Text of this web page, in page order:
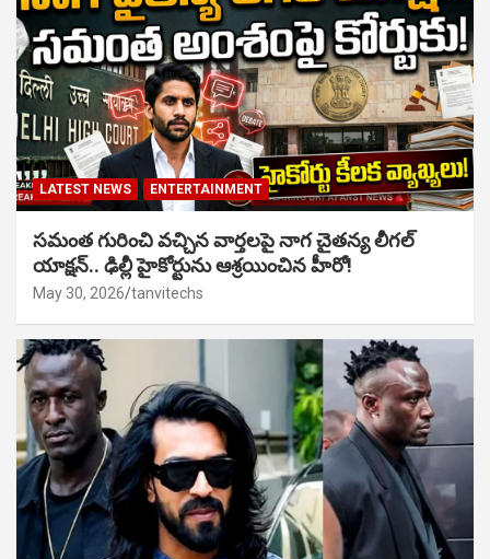
LATEST NEWS ENTERTAINMENT
సమంత గురించి వచ్చిన వార్తలపై నాగ చైతన్య లీగల్
యాక్షన్.. ఢిల్లీ హైకోర్టును ఆశ్రయించిన హీరో!
May 30, 2026 tanvitechs